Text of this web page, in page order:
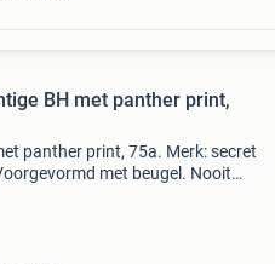
BH met panther print,
panther print, 75a. Merk: secret
met beugel. Nooit